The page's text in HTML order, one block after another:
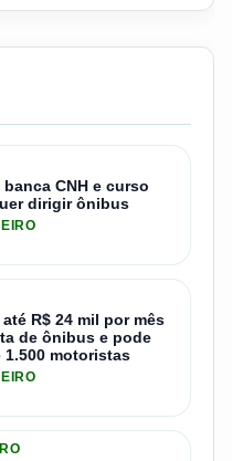
banca CNH e curso
dirigir ônibus
R$ 24 mil por mês
de ônibus e pode
1.500 motoristas